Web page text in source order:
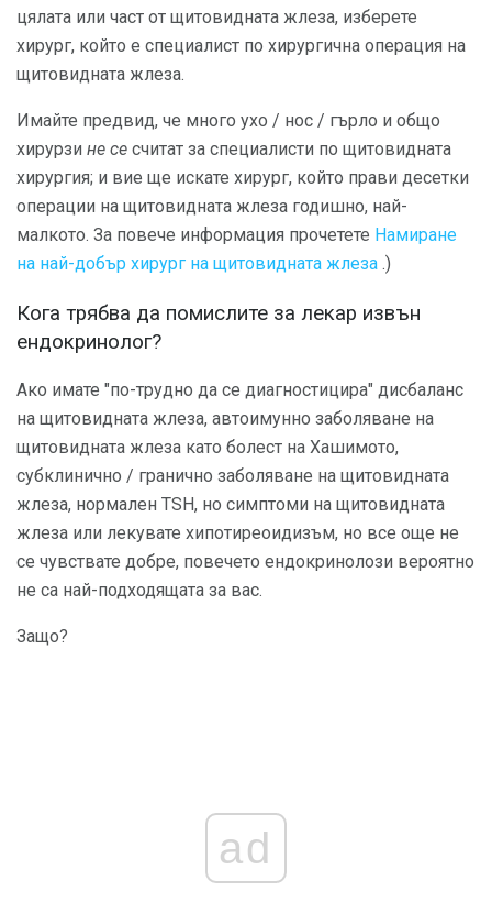
цялата или част от щитовидната жлеза, изберете
хирург, който е специалист по хирургична операция на
щитовидната жлеза.
Имайте предвид, че много ухо / нос / гърло и общо
хирурзи не се считат за специалисти по щитовидната
хирургия; и вие ще искате хирург, който прави десетки
операции на щитовидната жлеза годишно, най-
малкото. За повече информация прочетете Намиране
на най-добър хирург на щитовидната жлеза .)
Кога трябва да помислите за лекар извън
ендокринолог?
Ако имате "по-трудно да се диагностицира" дисбаланс
на щитовидната жлеза, автоимунно заболяване на
щитовидната жлеза като болест на Хашимото,
субклинично / гранично заболяване на щитовидната
жлеза, нормален TSH, но симптоми на щитовидната
жлеза или лекувате хипотиреоидизъм, но все още не
се чувствате добре, повечето ендокринолози вероятно
не са най-подходящата за вас.
Защо?
ad